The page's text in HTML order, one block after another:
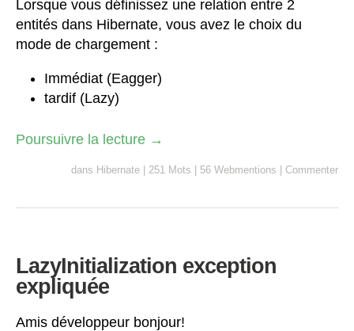
Lorsque vous définissez une relation entre 2
entités dans Hibernate, vous avez le choix du
mode de chargement :
Immédiat (Eagger)
tardif (Lazy)
Poursuivre la lecture →
dans Hibernate 251 Mots 56 Webmentions Commenter
LazyInitialization exception
expliquée
Amis développeur bonjour!